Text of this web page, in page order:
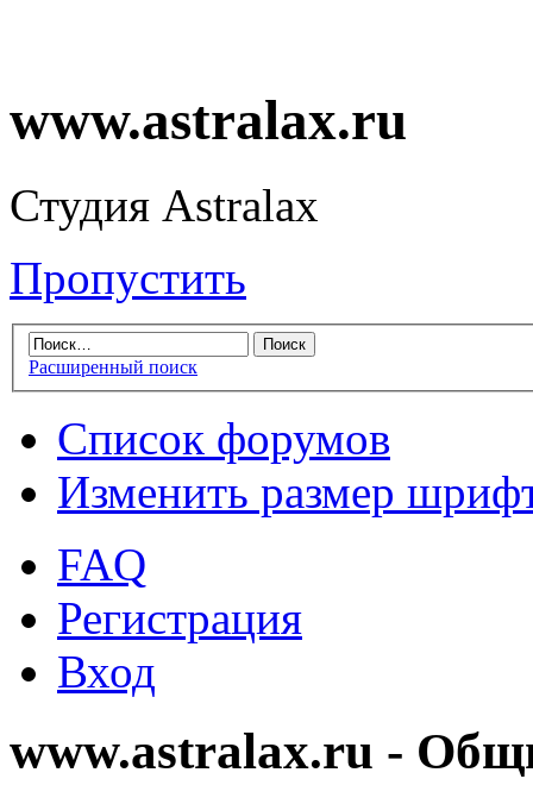
www.astralax.ru
Студия Astralax
Пропустить
Расширенный поиск
Список форумов
Изменить размер
FAQ
Регистрация
Вход
www.astralax.ru -